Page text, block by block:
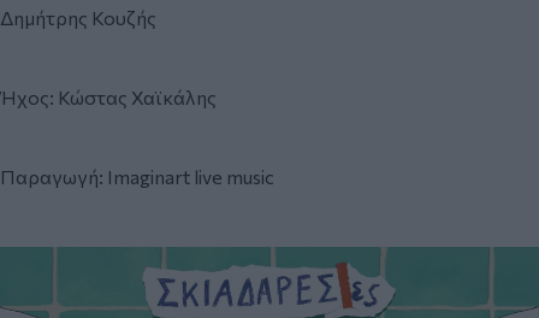
Δημήτρης Κουζής
Ήχος: Κώστας Χαϊκάλης
Παραγωγή: Imaginart live music